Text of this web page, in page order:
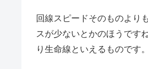
回線スピードそのものより
スが少ないとかのほうです
り生命線といえるものです。